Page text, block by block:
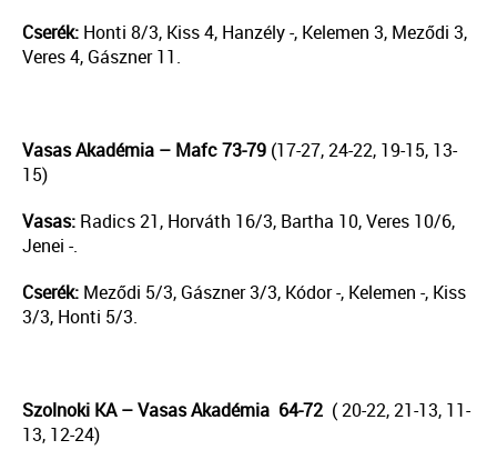
Cserék: Honti 8/3, Kiss 4, Hanzély -, Kelemen 3, Meződi 3,
Veres 4, Gászner 11.
Vasas Akadémia – Mafc 73-79 (17-27, 24-22, 19-15, 13-
15)
Vasas: Radics 21, Horváth 16/3, Bartha 10, Veres 10/6,
Jenei -.
Cserék: Meződi 5/3, Gászner 3/3, Kódor -, Kelemen -, Kiss
3/3, Honti 5/3.
Szolnoki KA – Vasas Akadémia 64-72 ( 20-22, 21-13, 11-
13, 12-24)